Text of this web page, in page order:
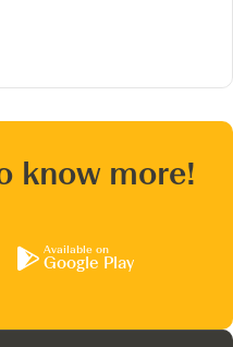
know more!
Available on
Google Play